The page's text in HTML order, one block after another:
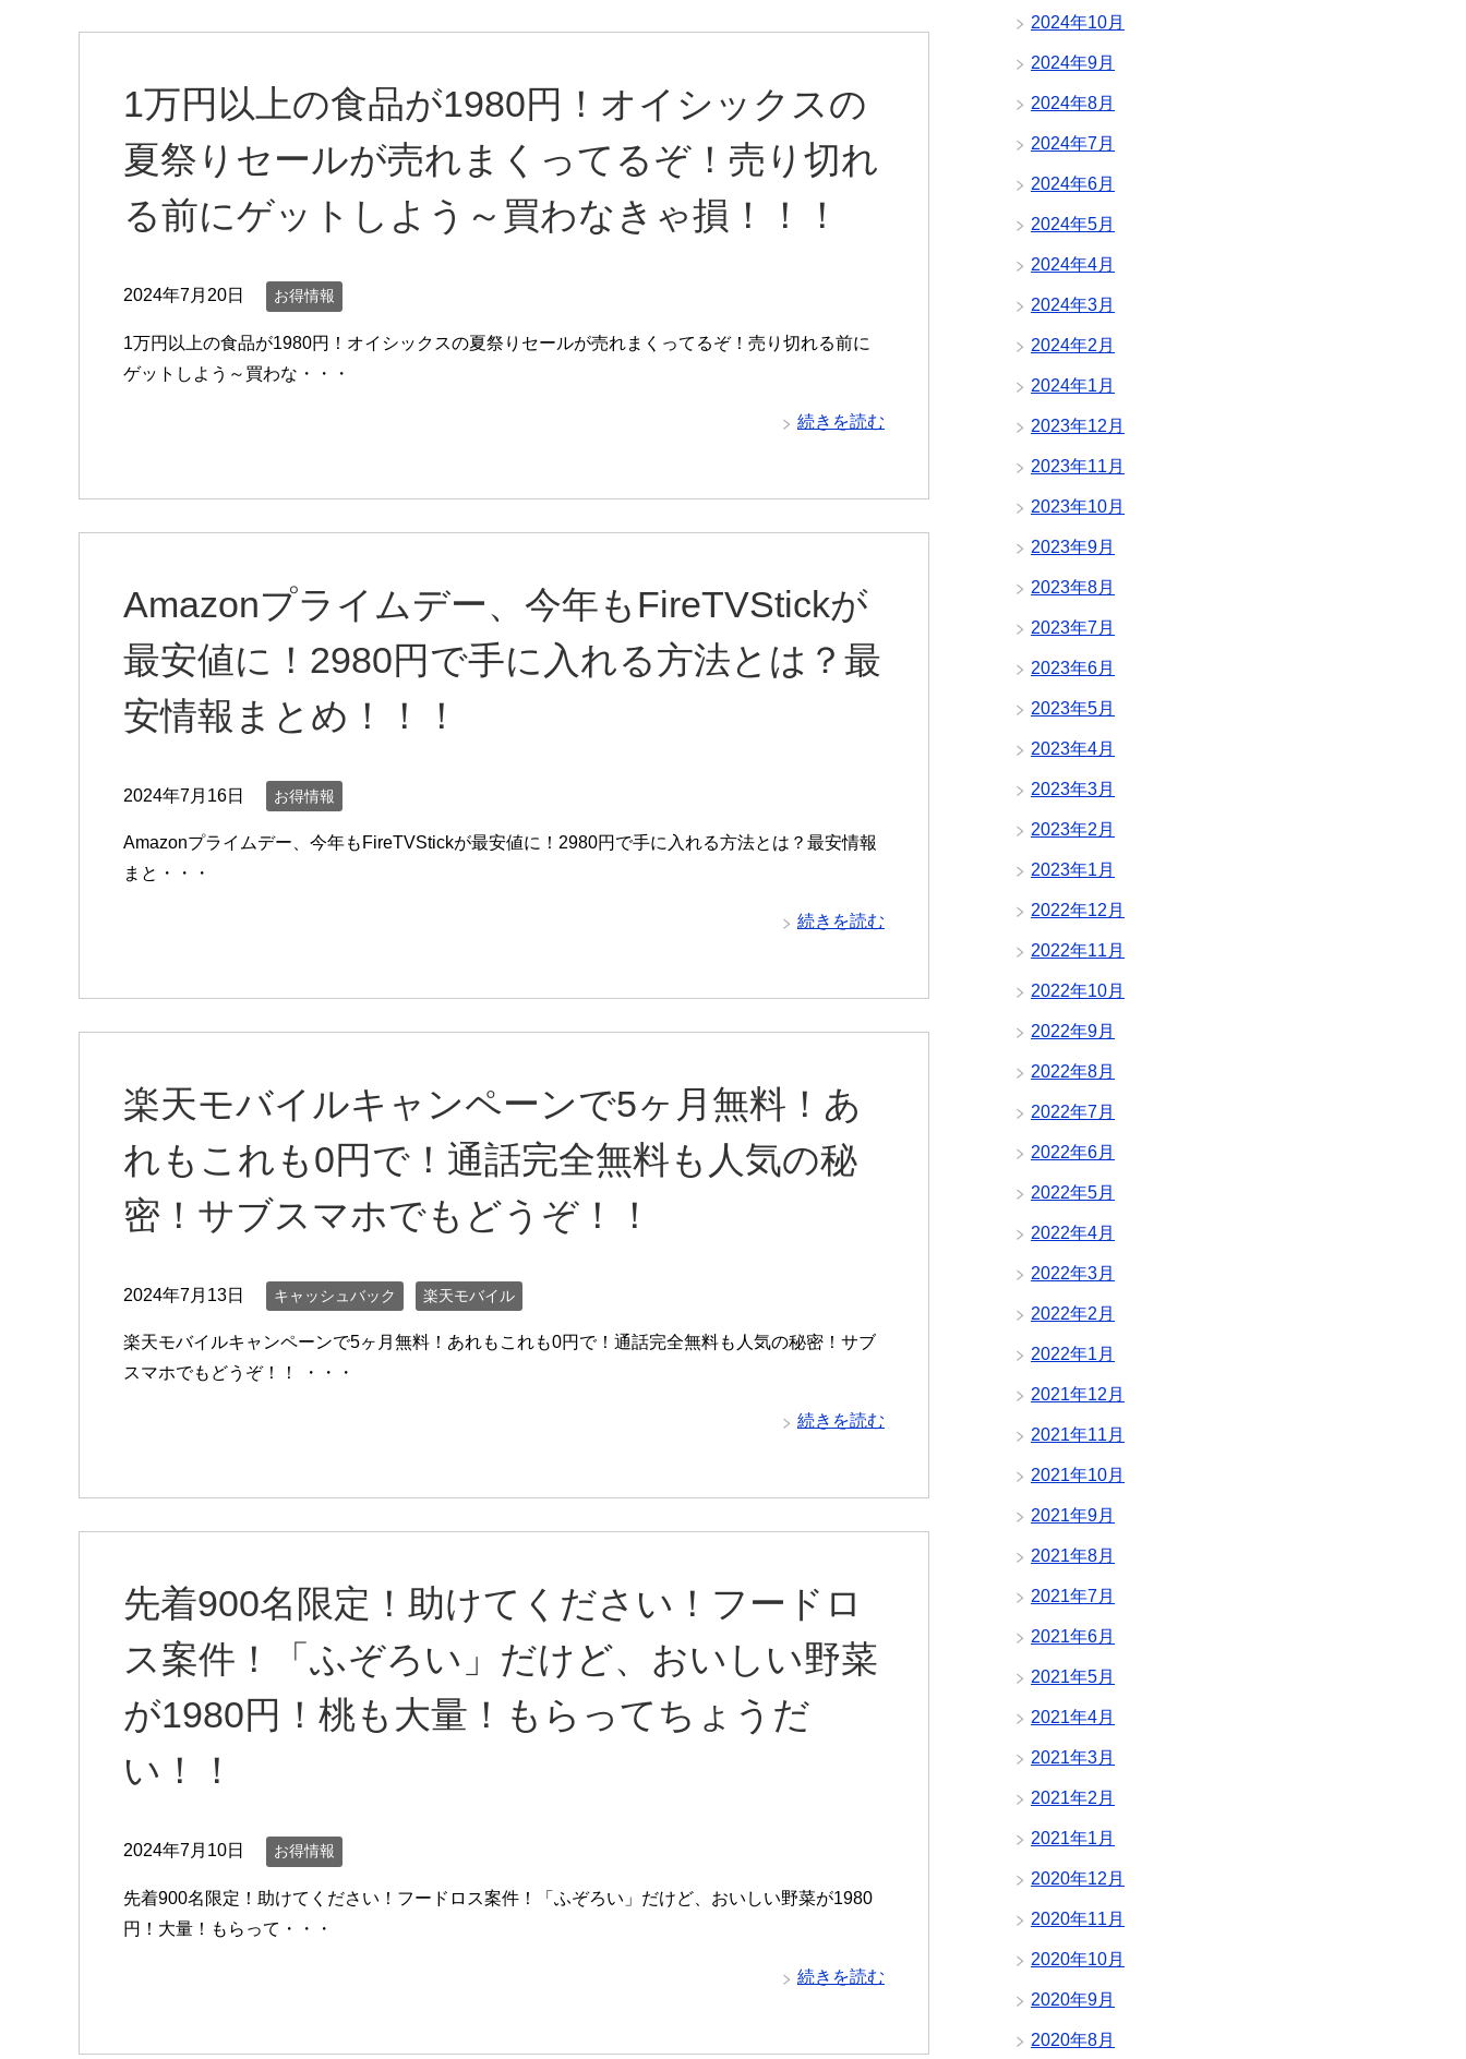
1万円以上の食品が1980円！オイシックスの
夏祭りセールが売れまくってるぞ！売り切れ
る前にゲットしよう～買わなきゃ損！！！
2024年7月20日 お得情報
1万円以上の食品が1980円！オイシックスの夏祭りセールが売れまくってるぞ！売り切れる前に
ゲットしよう～買わな・・・
続きを読む
Amazonプライムデー、今年もFireTVStickが
最安値に！2980円で手に入れる方法とは？最
安情報まとめ！！！
2024年7月16日 お得情報
Amazonプライムデー、今年もFireTVStickが最安値に！2980円で手に入れる方法とは？最安情報
まと・・・
続きを読む
楽天モバイルキャンペーンで5ヶ月無料！あ
れもこれも0円で！通話完全無料も人気の秘
密！サブスマホでもどうぞ！！
2024年7月13日 キャッシュバック 楽天モバイル
楽天モバイルキャンペーンで5ヶ月無料！あれもこれも0円で！通話完全無料も人気の秘密！サブ
スマホでもどうぞ！！ ・・・
続きを読む
先着900名限定！助けてください！フードロ
ス案件！「ふぞろい」だけど、おいしい野菜
が1980円！桃も大量！もらってちょうだ
い！！
2024年7月10日 お得情報
先着900名限定！助けてください！フードロス案件！「ふぞろい」だけど、おいしい野菜が1980
円！大量！もらって・・・
続きを読む
2024年10月
2024年9月
2024年8月
2024年7月
2024年6月
2024年5月
2024年4月
2024年3月
2024年2月
2024年1月
2023年12月
2023年11月
2023年10月
2023年9月
2023年8月
2023年7月
2023年6月
2023年5月
2023年4月
2023年3月
2023年2月
2023年1月
2022年12月
2022年11月
2022年10月
2022年9月
2022年8月
2022年7月
2022年6月
2022年5月
2022年4月
2022年3月
2022年2月
2022年1月
2021年12月
2021年11月
2021年10月
2021年9月
2021年8月
2021年7月
2021年6月
2021年5月
2021年4月
2021年3月
2021年2月
2021年1月
2020年12月
2020年11月
2020年10月
2020年9月
2020年8月